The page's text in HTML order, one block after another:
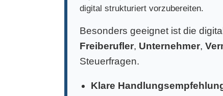
digital strukturiert vorzubereiten.
Besonders geeignet ist die
Freiberufler, Unternehmer,
Steuerfragen.
Klare